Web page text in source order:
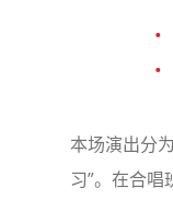
本场演出分
习”。在合